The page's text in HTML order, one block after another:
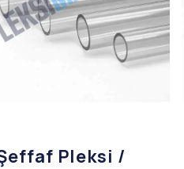
Pleksi /